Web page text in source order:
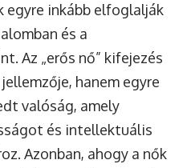
egyre inkább elfoglalják
és a
Az „erős nő” kifejezés
hanem egyre
valóság, amely
és intellektuális
Azonban, ahogy a nők